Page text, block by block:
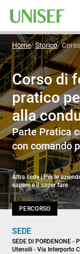
Home Storico
Corso di
pratico
alla
Parte Pratica
con comando
Altra sede | Per le
sapere e il saper fare
PERCORSO
SEDE
SEDE DI PORDENONE
Utensili - Via Interporto